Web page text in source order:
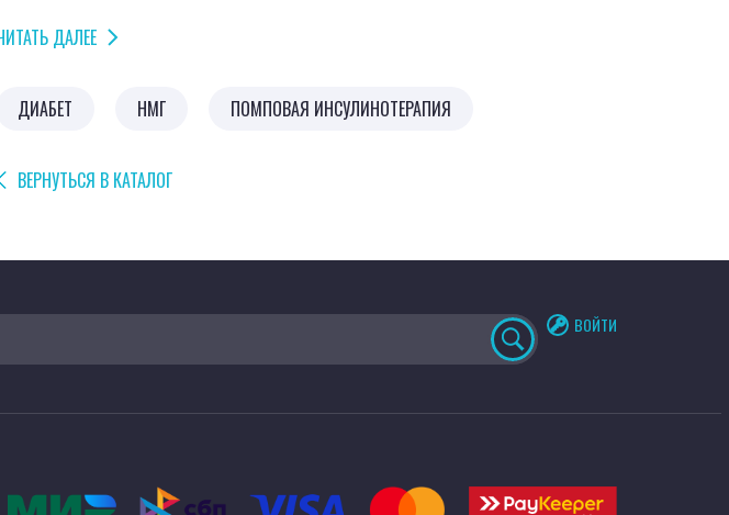
мониторирование гликемии в реальном времени и
ретроспективное. Помповая инсулинотерапия и ее комбинация с
ДАЛЕЕ
ДИАБЕТ НМГ ПОМПОВАЯ ИНСУЛИНОТЕРАПИЯ
ВЕРНУТЬСЯ В КАТАЛОГ
ВОЙТИ